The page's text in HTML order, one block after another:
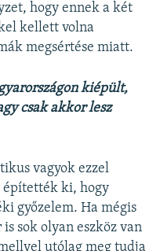
hogy ennek a két
kellett volna
megsértése miatt.
kiépült,
csak akkor lesz
vagyok ezzel
építették ki, hogy
győzelem. Ha mégis
sok olyan eszköz van
utólag meg tudja